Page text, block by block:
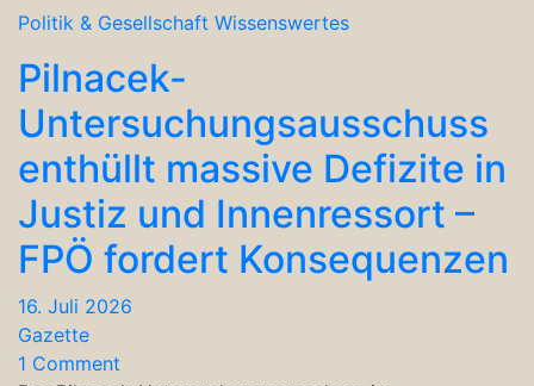
Politik & Gesellschaft Wissenswertes
Pilnacek-
Untersuchungsausschuss
enthüllt massive Defizite in
Justiz und Innenressort –
FPÖ fordert Konsequenzen
16. Juli 2026
Gazette
1 Comment